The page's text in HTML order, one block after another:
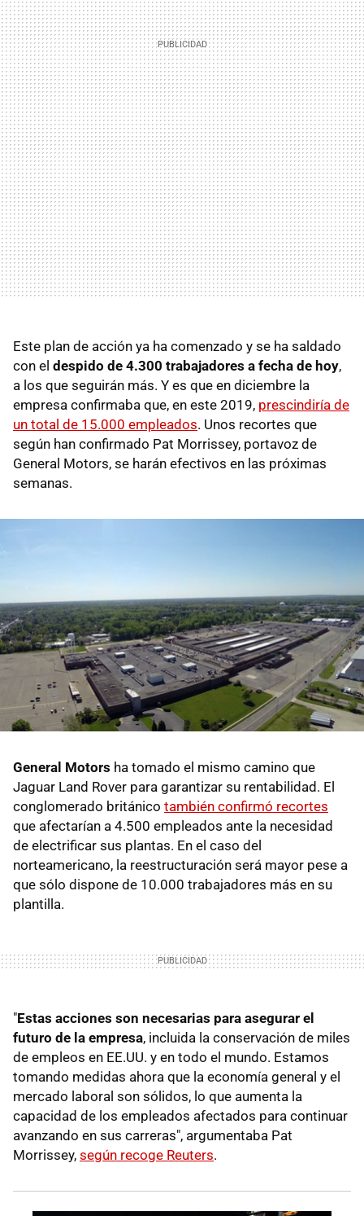
Este plan de acción ya ha comenzado y se ha saldado
con el despido de 4.300 trabajadores a fecha de hoy,
a los que seguirán más. Y es que en diciembre la
empresa confirmaba que, en este 2019, prescindiría de
un total de 15.000 empleados. Unos recortes que
según han confirmado Pat Morrissey, portavoz de
General Motors, se harán efectivos en las próximas
semanas.
General Motors ha tomado el mismo camino que
Jaguar Land Rover para garantizar su rentabilidad. El
conglomerado británico también confirmó recortes
que afectarían a 4.500 empleados ante la necesidad
de electrificar sus plantas. En el caso del
norteamericano, la reestructuración será mayor pese a
que sólo dispone de 10.000 trabajadores más en su
plantilla.
"Estas acciones son necesarias para asegurar el
futuro de la empresa, incluida la conservación de miles
de empleos en EE.UU. y en todo el mundo. Estamos
tomando medidas ahora que la economía general y el
mercado laboral son sólidos, lo que aumenta la
capacidad de los empleados afectados para continuar
avanzando en sus carreras", argumentaba Pat
Morrissey, según recoge Reuters.